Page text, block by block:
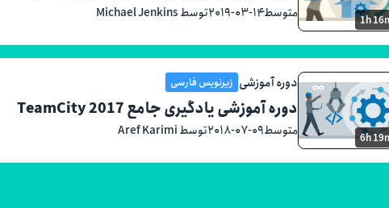
1h
متوسط۲۰۱۹-۰۳-۱۴توسط Michael Jenkins
6h
دوره آموزشی زیرنویس فارسی
دوره آموزشی یادگیری جامع TeamCity 2017
متوسط۲۰۱۸-۰۷-۰۹توسط Aref Karimi